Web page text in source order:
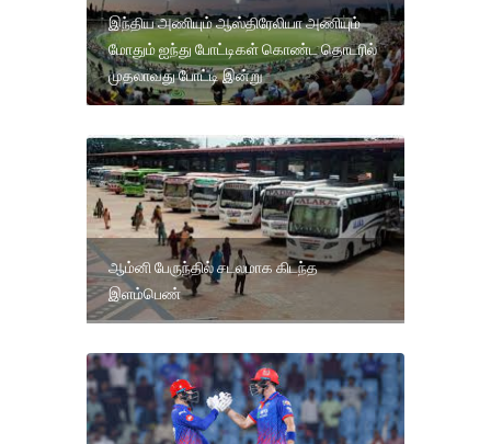
இந்திய அணியும் ஆஸ்திரேலியா அணியும்
மோதும் ஐந்து போட்டிகள் கொண்ட தொடரில்
முதலாவது போட்டி இன்று
ஆம்னி பேருந்தில் சடலமாக கிடந்த
இளம்பெண்